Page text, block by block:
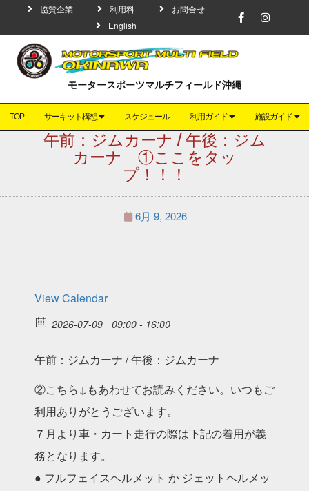
協賛企業 利用料
お問合せ
English
モータースポーツマルチフィールド沖縄
TOP サーキット構想 スケジュール 利用ガイド 施設ガイド
午前：ジムカーナ / 午後：ジム
カーナ ①ここをタッ
プ！！！
6月 9, 2026
View Calendar
2026-07-09 09:00 - 16:00
午前：ジムカーナ / 午後：ジムカーナ
②こちら↓もあわせてお読みください。いつもご
利⽤ありがとうございます。
７⽉より⾞・カート⾛⾏の際は下記の着⽤が義
務となります。
● フルフェイスヘルメット か ジェットヘルメッ